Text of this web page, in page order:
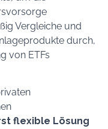
Vergleiche und
durch,
von ETFs
flexible Lösung